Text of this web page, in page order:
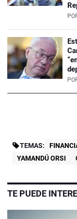
TEMAS:
YAMANDÚ ORSI
TE PUEDE